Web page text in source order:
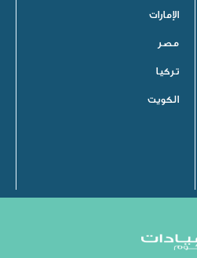
الإمارات
مصر
تركيا
الكويت